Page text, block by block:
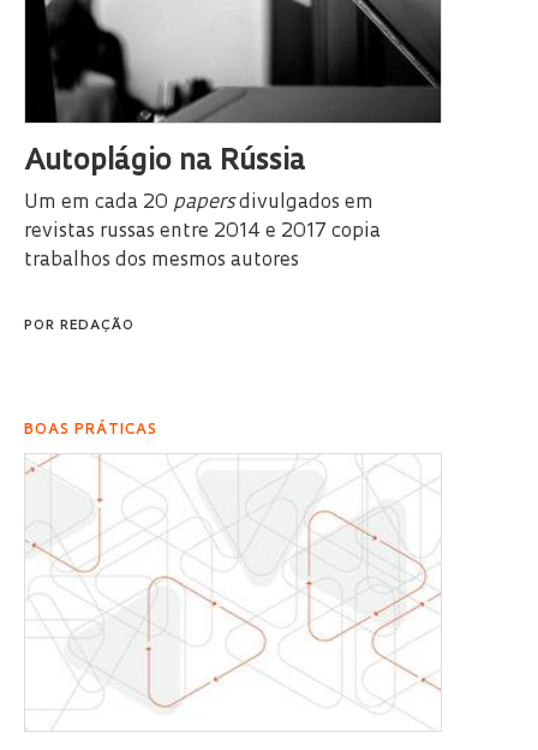
Autoplágio na Rússia
Um em cada 20 papersdivulgados em
revistas russas entre 2014 e 2017 copia
trabalhos dos mesmos autores
POR REDAÇÃO
BOAS PRÁTICAS